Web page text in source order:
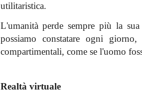
utilitaristica.
L'umanità perde sempre più la
possiamo constatareogni giorno,
compartimentali, come se l'uomo
Realtà virtuale